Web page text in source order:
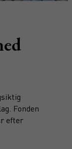
Fonden
efter